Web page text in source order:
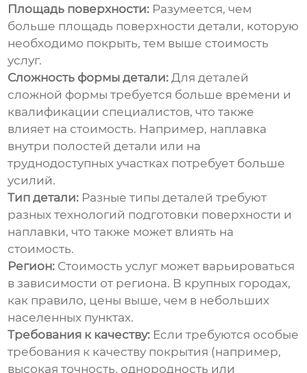
Площадь поверхности: Разумеется, чем
больше площадь поверхности детали, которую
необходимо покрыть, тем выше стоимость
услуг.
Сложность формы детали: Для деталей
сложной формы требуется больше времени и
квалификации специалистов, что также
влияет на стоимость. Например, наплавка
внутри полостей детали или на
труднодоступных участках потребует больше
усилий.
Тип детали: Разные типы деталей требуют
разных технологий подготовки поверхности и
наплавки, что также может влиять на
стоимость.
Регион: Стоимость услуг может варьироваться
в зависимости от региона. В крупных городах,
как правило, цены выше, чем в небольших
населенных пунктах.
Требования к качеству: Если требуются особые
требования к качеству покрытия (например,
высокая точность, однородность или